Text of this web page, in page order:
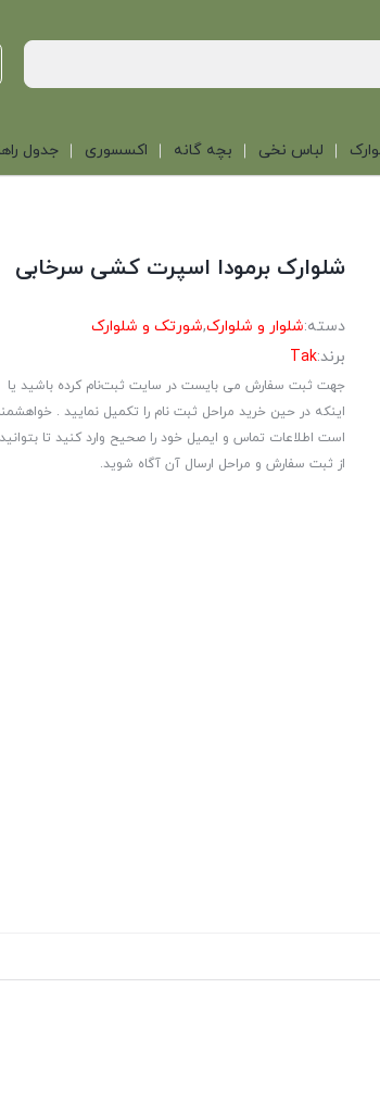
لباس نخی بچه گانه اکسسوری جدول
شلوارک برمودا اسپرت کشی سرخابی
دسته:شلوار و شلوارک,شورتک و شلوارک
برند:Tak
جهت ثبت سفارش می بایست در سایت ثبت‌نام کرده باشید یا
اینکه در حین خرید مراحل ثبت نام را تکمیل نمایید .
است اطلاعات تماس و ایمیل خود را صحیح وارد کنید تا بتوانید
از ثبت سفارش و مراحل ارسال آن آگاه شوید.